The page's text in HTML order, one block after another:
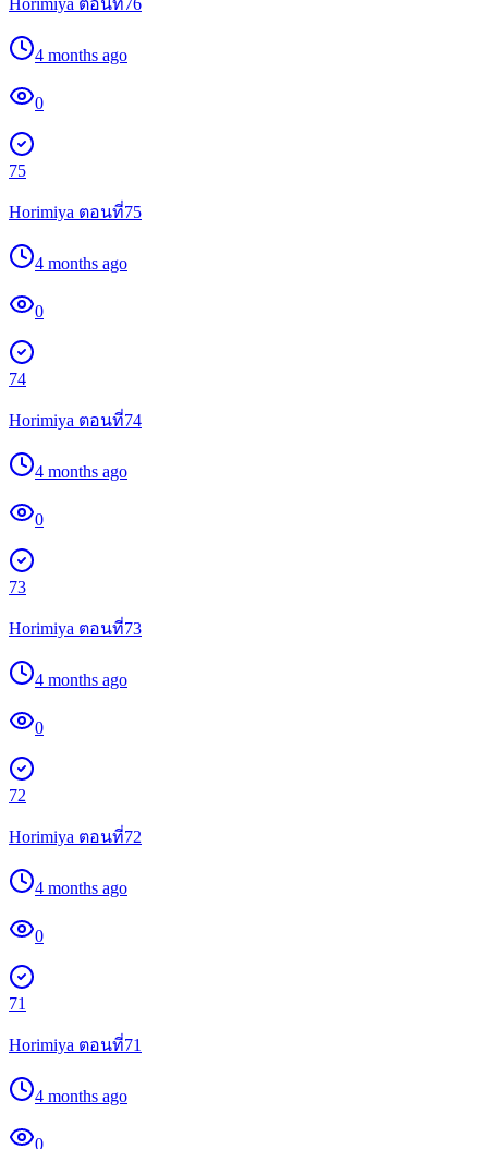
4 months ago
0
75
Horimiya ตอนที่75
4 months ago
0
74
Horimiya ตอนที่74
4 months ago
0
73
Horimiya ตอนที่73
4 months ago
0
72
Horimiya ตอนที่72
4 months ago
0
71
Horimiya ตอนที่71
4 months ago
0